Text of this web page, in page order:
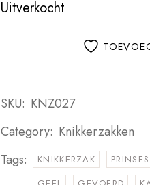
Uitverkocht
SKU: KNZ027
Category: Knikkerzakken
Tags:
KNIKKERZAK PRINSES